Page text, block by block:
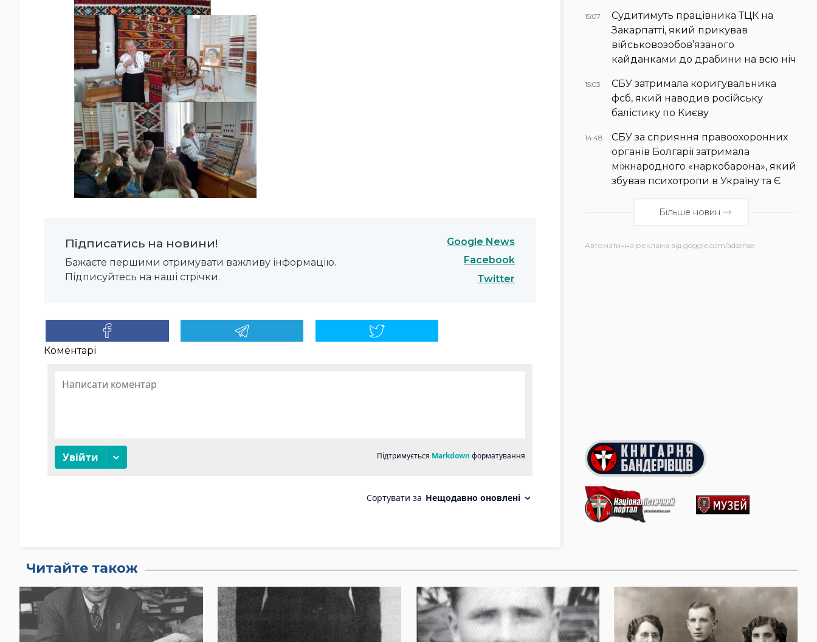
Підписатись на новини!
Бажаєте першими отримувати важливу інформацію.
Підписуйтесь на наші стрічки.
Google News
Facebook
Twitter
Коментарі
15:07
Судитимуть працівника ТЦК на
Закарпатті, який прикував
військовозобов’язаного
кайданками до драбини на всю ніч
15:03
СБУ затримала коригувальника
фсб, який наводив російську
балістику по Києву
14:48
СБУ за сприяння правоохоронних
органів Болгарії затримала
міжнародного «наркобарона», який
збував психотропи в Україну та Є
Більше новин
Автоматична реклама від goggle.com/adsense:
Читайте також